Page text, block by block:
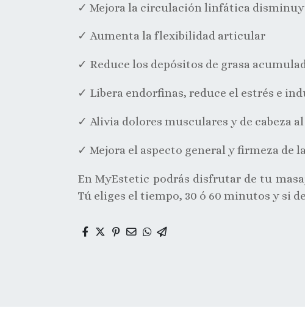
✓ Mejora la circulación linfática
✓ Aumenta la flexibilidad articular
✓ Reduce los depósitos de grasa
✓ Libera endorfinas, reduce el estrés e
✓ Alivia dolores musculares y de cabeza
✓ Mejora el aspecto general y firmeza de
En MyEstetic podrás disfrutar de tu
Tú eliges el tiempo, 30 ó 60 minutos y si